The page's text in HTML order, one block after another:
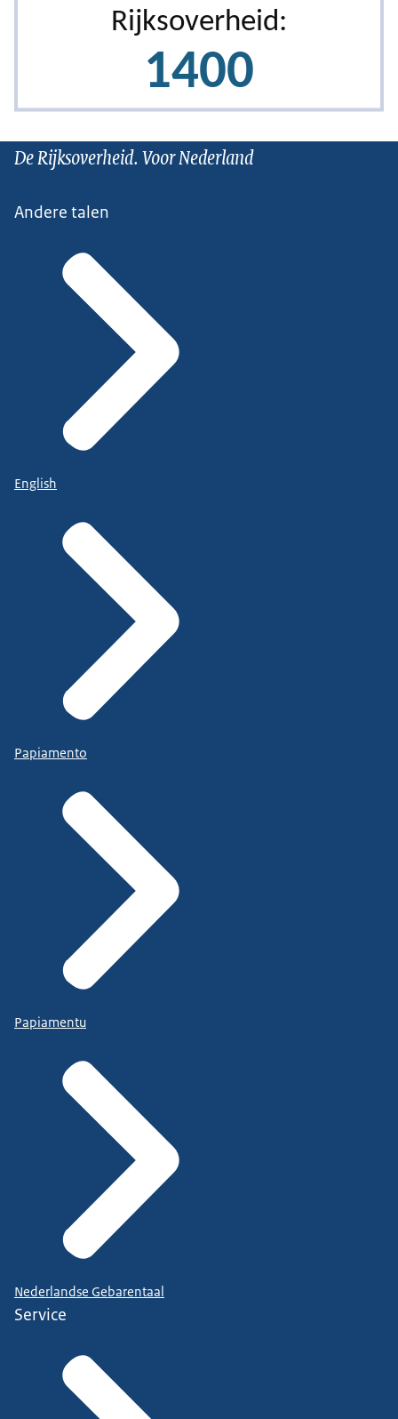
De Rijksoverheid. Voor Nederland
Andere talen
English
Papiamento
Papiamentu
Nederlandse Gebarentaal
Service